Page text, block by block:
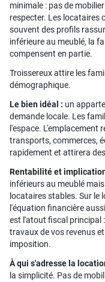
minimale : pas de
respecter. Les locataires
souvent des profils
inférieure au meublé, la
compensent en partie.
Troissereux attire les
démographique.
Le bien idéal : un
demande locale. Les
l'espace. L'emplacement
transports, commerces,
rapidement et attirera
Rentabilité et
inférieurs au meublé
locataires stables. Sur le
l'équation financière
est l'atout fiscal principal
travaux de vos revenus
imposition.
À qui s'adresse la
la simplicité. Pas de